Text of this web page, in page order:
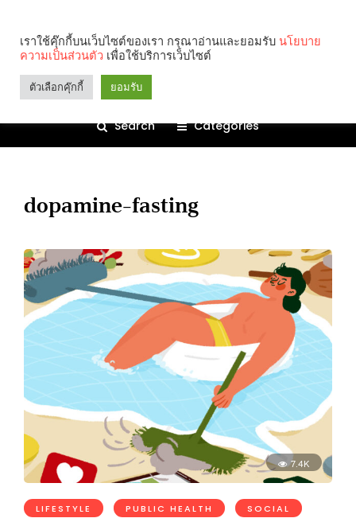
Search Categories
dopamine-fasting
7.4K
LIFESTYLE PUBLIC HEALTH SOCIAL
เราใช้คุ๊กกี้บนเว็บไซต์ของเรา กรุณาอ่านและยอมรับ นโยบาย
ความเป็นส่วนตัว เพื่อใช้บริการเว็บไซต์
ตัวเลือกคุ๊กกี้ ยอมรับ